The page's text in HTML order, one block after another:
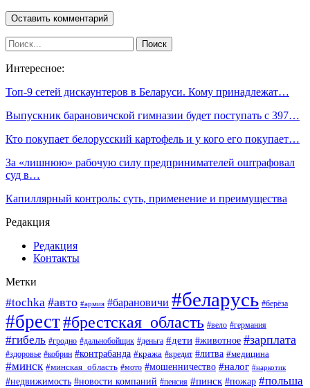
Интересное:
Топ-9 сетей дискаунтеров в Беларуси. Кому принадлежат…
Выпускник барановичской гимназии будет поступать с 397…
Кто покупает белорусский картофель и у кого его покупает…
За «лишнюю» рабочую силу предпринимателей оштрафовал
суд в…
Капиллярный контроль: суть, применение и преимущества
Редакция
Редакция
Контакты
Метки
#tochka #авто #армия #барановичи #беларусь #берёза
#брест#брестская_область #вело #германия
#гибель #гродно #дальнобойщик #деньга #дети #животное #зарплата
#здоровье #кобрин #контрабанда #кража #кредит #литва #медицина
#минск #минская_область #мото #мошенничество #налог #наркотик
#недвижимость #новости компаний #пенсия #пинск #пожар #польша